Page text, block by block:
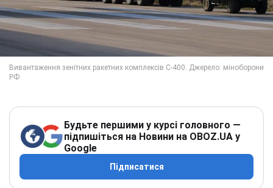
Будьте першими у курсі головного —
підпишіться на Новини на OBOZ.UA у
Google
Підписатися